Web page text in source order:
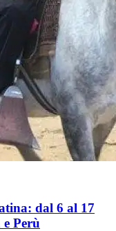
dal 6 al 17
Perù